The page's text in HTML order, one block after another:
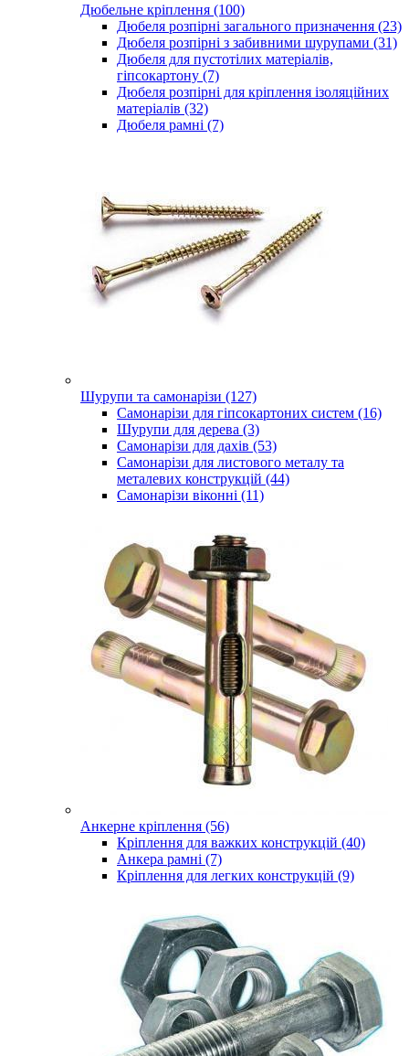
Дюбельне кріплення (100)
Дюбеля розпірні загального призначення (23)
Дюбеля розпірні з забивними шурупами (31)
Дюбеля для пустотілих матеріалів,
гіпсокартону (7)
Дюбеля розпірні для кріплення ізоляційних
матеріалів (32)
Дюбеля рамні (7)
Шурупи та самонарізи (127)
Самонарізи для гіпсокартоних систем (16)
Шурупи для дерева (3)
Самонарізи для дахів (53)
Самонарізи для листового металу та
металевих конструкцій (44)
Самонарізи віконні (11)
Анкерне кріплення (56)
Кріплення для важких конструкцій (40)
Анкера рамні (7)
Кріплення для легких конструкцій (9)